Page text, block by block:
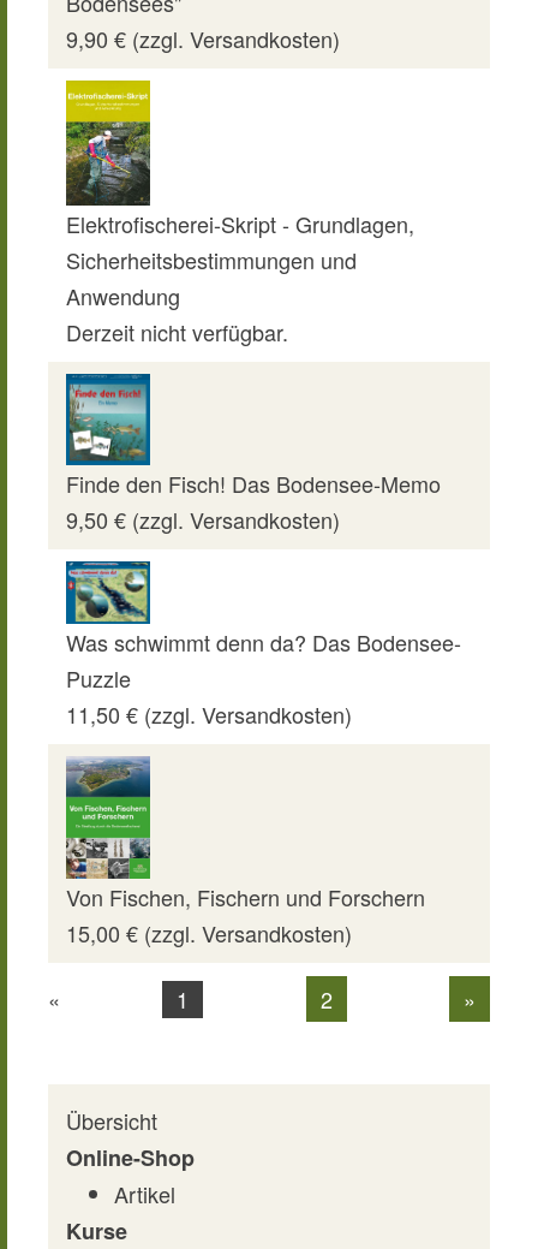
9,90 € (zzgl. Versandkosten)
Elektrofischerei-Skript - Grundlagen,
Sicherheitsbestimmungen und
Anwendung
Derzeit nicht verfügbar.
Finde den Fisch! Das Bodensee-Memo
9,50 € (zzgl. Versandkosten)
Was schwimmt denn da? Das Bodensee-
Puzzle
11,50 € (zzgl. Versandkosten)
Von Fischen, Fischern und Forschern
15,00 € (zzgl. Versandkosten)
« 1 2 »
Übersicht
Online-Shop
Artikel
Kurse